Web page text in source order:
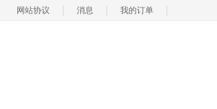
网站协议 消息 我的订单